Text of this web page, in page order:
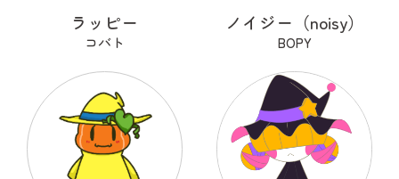
ラッピー
コバト
ノイジー（noisy）
BOPY